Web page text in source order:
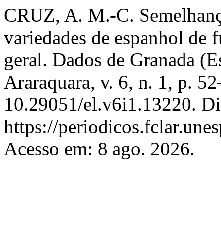
CRUZ, A. M.-C.
variedades de espanhol de
geral. Dados de Granada
Araraquara, v. 6, n. 1, p.
10.29051/el.v6i1.13220.
https://
Acesso em: 8 ago. 2026.